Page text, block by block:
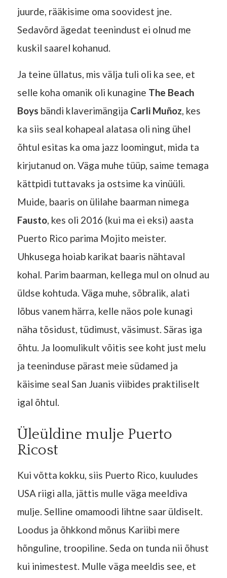
juurde, rääkisime oma soovidest jne.
Sedavõrd ägedat teenindust ei olnud me
kuskil saarel kohanud.
Ja teine üllatus, mis välja tuli oli ka see, et
selle koha omanik oli kunagine The Beach
Boys bändi klaverimängija Carli Muñoz, kes
ka siis seal kohapeal alatasa oli ning ühel
õhtul esitas ka oma jazz loomingut, mida ta
kirjutanud on. Väga muhe tüüp, saime temaga
kättpidi tuttavaks ja ostsime ka vinüüli.
Muide, baaris on ülilahe baarman nimega
Fausto, kes oli 2016 (kui ma ei eksi) aasta
Puerto Rico parima Mojito meister.
Uhkusega hoiab karikat baaris nähtaval
kohal. Parim baarman, kellega mul on olnud au
üldse kohtuda. Väga muhe, sõbralik, alati
lõbus vanem härra, kelle näos pole kunagi
näha tõsidust, tüdimust, väsimust. Säras iga
õhtu. Ja loomulikult võitis see koht just melu
ja teeninduse pärast meie südamed ja
käisime seal San Juanis viibides praktiliselt
igal õhtul.
Üleüldine mulje Puerto
Ricost
Kui võtta kokku, siis Puerto Rico, kuuludes
USA riigi alla, jättis mulle väga meeldiva
mulje. Selline omamoodi lihtne saar üldiselt.
Loodus ja õhkkond mõnus Kariibi mere
hõnguline, troopiline. Seda on tunda nii õhust
kui inimestest. Mulle väga meeldis see, et